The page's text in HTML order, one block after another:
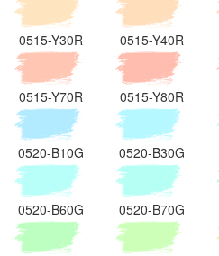
0515-Y30R 0515-Y40R
0515-Y70R 0515-Y80R
0520-B10G 0520-B30G
0520-B60G 0520-B70G